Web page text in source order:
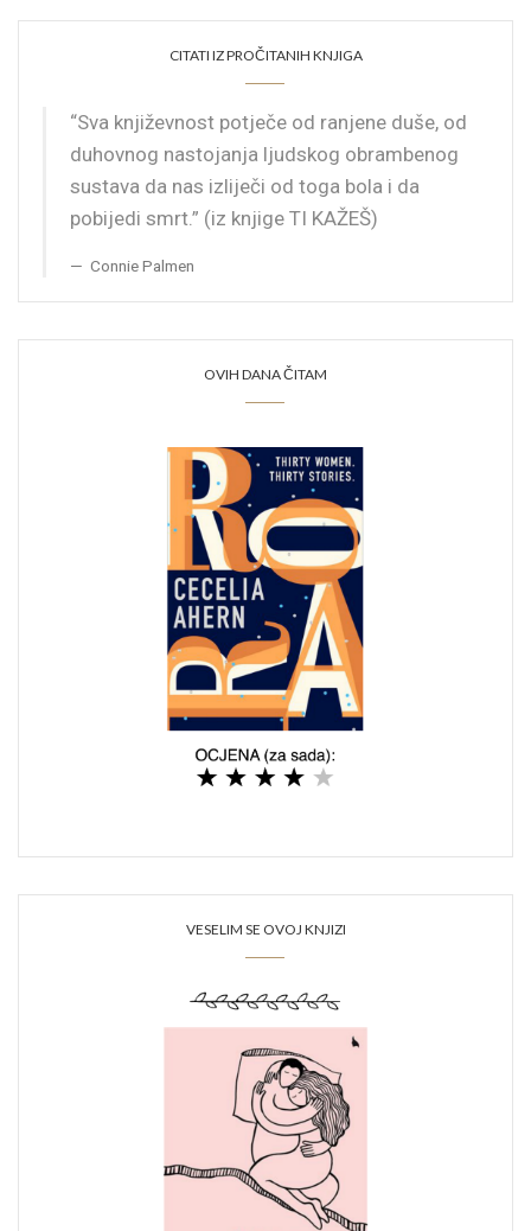
CITATI IZ PROČITANIH KNJIGA
“Sva književnost potječe od ranjene duše, od
duhovnog nastojanja ljudskog obrambenog
sustava da nas izliječi od toga bola i da
pobijedi smrt.” (iz knjige TI KAŽEŠ)
Connie Palmen
OVIH DANA ČITAM
VESELIM SE OVOJ KNJIZI